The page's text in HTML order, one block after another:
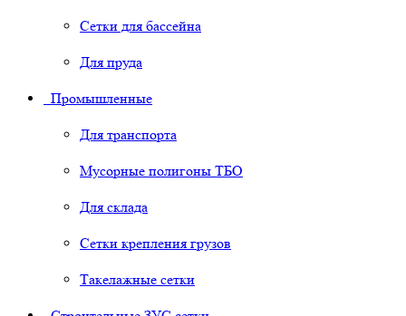
Сетки для бассейна
Для пруда
Промышленные
Для транспорта
Мусорные полигоны ТБО
Для склада
Сетки крепления грузов
Такелажные сетки